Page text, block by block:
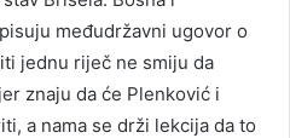
međudržavni ugovor o
jednu riječ ne smiju da
znaju da će Plenković i
a nama se drži lekcija da to